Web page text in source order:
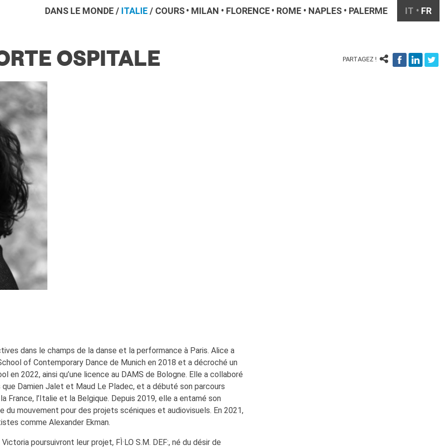
DANS LE MONDE/ ITALIE/ COURS MILAN FLORENCE ROME NAPLES PALERME IT FR
OSPITALE PARTAGEZ !
dans le champs de la danse et la performance à Paris. Alice a
of Contemporary Dance de Munich en 2018 et a décroché un
en 2022, ainsi qu’une licence au DAMS de Bologne. Elle a collaboré
Damien Jalet et Maud Le Pladec, et a débuté son parcours
France, l’Italie et la Belgique. Depuis 2019, elle a entamé son
du mouvement pour des projets scéniques et audiovisuels. En 2021,
comme Alexander Ekman.
poursuivront leur projet, FÌ·LO S.M. DEF:, né du désir de